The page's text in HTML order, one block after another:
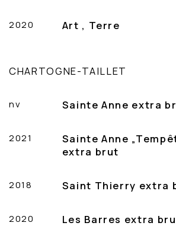
2020 Art ‚ Terre
CHARTOGNE-TAILLET
nv Sainte Anne extra
2021
Sainte Anne
extra brut
2018 Saint Thierry extra
2020 Les Barres extra